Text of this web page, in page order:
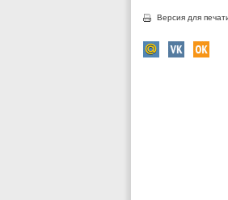
Версия для